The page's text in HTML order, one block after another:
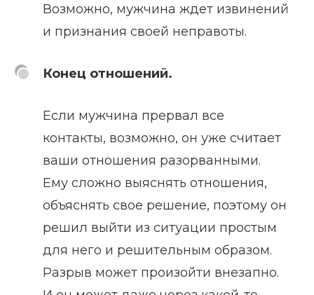
Возможно, мужчина ждет извинений
и признания своей неправоты.
Конец отношений.
Если мужчина прервал все
контакты, возможно, он уже считает
ваши отношения разорванными.
Ему сложно выяснять отношения,
объяснять свое решение, поэтому он
решил выйти из ситуации простым
для него и решительным образом.
Разрыв может произойти внезапно.